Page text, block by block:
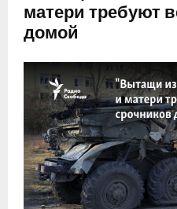
матери требуют
домой